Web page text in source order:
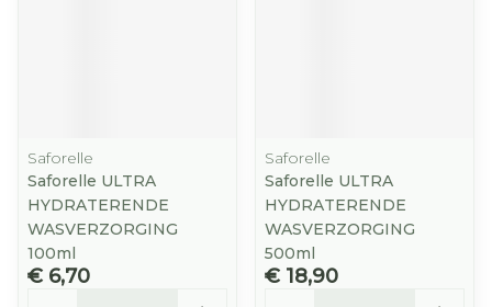
Saforelle
Saforelle ULTRA
HYDRATERENDE
WASVERZORGING
100ml
€ 6,70
Saforelle
Saforelle ULTRA
HYDRATERENDE
WASVERZORGING
500ml
€ 18,90